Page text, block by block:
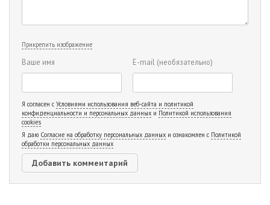
Прикрепить изображение
Ваше имя E-mail (необязательно)
Я согласен с Условиями использования веб-сайта и политикой
конфиденциальности и персональных данных и Политикой использования
cookies
Я даю Согласие на обработку персональных данных и ознакомлен с Политикой
обработки персональных данных